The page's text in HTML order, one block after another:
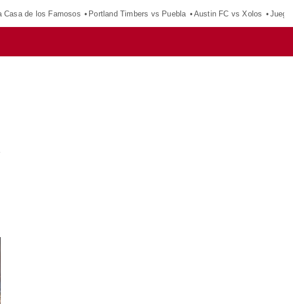
Casa de los Famosos Portland Timbers vs Puebla Austin FC vs Xolos